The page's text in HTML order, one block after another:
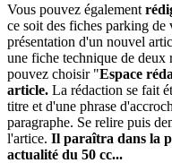
Vous pouvez également
ce soit des fiches parking
présentation d'un nouvel
une fiche technique de deux
pouvez choisir "Espace
article. La rédaction se fait
titre et d'une phrase
paragraphe. Se relire puis
l'artice. Il paraîtra dans la
actualité du 50 cc...